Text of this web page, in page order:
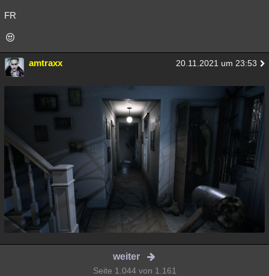
FR
amtraxx 20.11.2021 um 23:53
weiter
Seite 1.044 von 1.161